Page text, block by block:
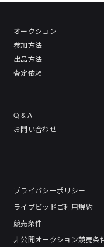
オークション
参加方法
出品方法
査定依頼
Q & A
お問い合わせ
プライバシーポリシー
ライブビッドご利用規約
競売条件
非公開オークション競売条